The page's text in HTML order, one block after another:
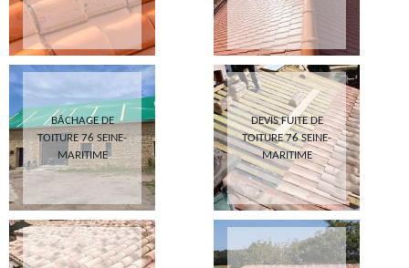
BÂCHAGE DE
TOITURE 76 SEINE-
MARITIME
DEVIS FUITE DE
TOITURE 76 SEINE-
MARITIME